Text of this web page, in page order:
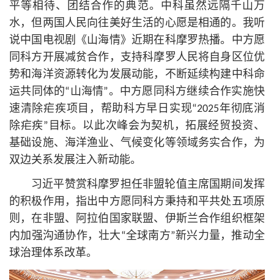
平等相待、团结合作的典范。中科虽然远隔千山万
水，但两国人民向往美好生活的心愿是相通的。我听
说中国电视剧《山海情》近期在科摩罗热播。中方愿
同科方开展减贫合作，支持科摩罗人民将自身区位优
势和海洋资源转化为发展动能，不断延续构建中科命
运共同体的“山海情”。中方愿同科方继续合作实施快
速清除疟疾项目，帮助科方早日实现“2025年彻底消
除疟疾”目标。以此次峰会为契机，拓展经贸投资、
基础设施、海洋渔业、气候变化等领域务实合作，为
双边关系发展注入新动能。
习近平赞赏科摩罗担任非盟轮值主席国期间发挥
的积极作用，指出中方愿同科方秉持和平共处五项原
则，在非盟、阿拉伯国家联盟、伊斯兰合作组织框架
内加强沟通协作，壮大“全球南方”新兴力量，推动全
球治理体系改革。